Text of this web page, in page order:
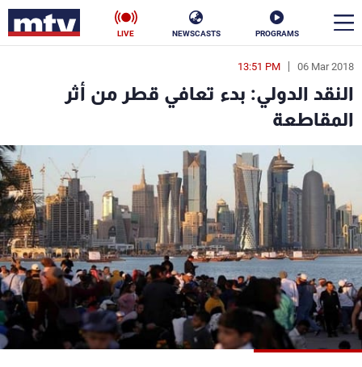
PROGRAMS
NEWSCASTS
LIVE
06 Mar 2018
13:51 PM
النقد الدولي: بدء تعافي قطر من أثر
المقاطعة
en
الأخبار
سياسة ناس
إقتصاد فن
منوعات رياضة
كأس العالم
البرامج
جدول البرامج